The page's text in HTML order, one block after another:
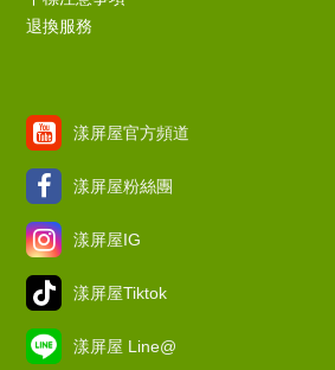
退換服務
漾屏屋官方頻道
漾屏屋粉絲團
漾屏屋IG
漾屏屋Tiktok
漾屏屋 Line@